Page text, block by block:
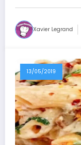
Xavier Legrand
13/05/2019